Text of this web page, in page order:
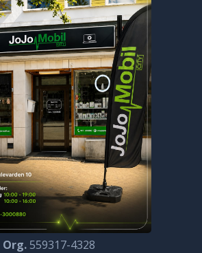
Org.559317-4328